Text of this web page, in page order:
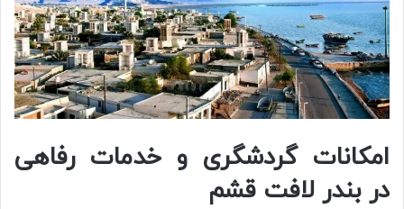
امکانات گردشگری و خدمات رفاهی
در بندر لافت قشم